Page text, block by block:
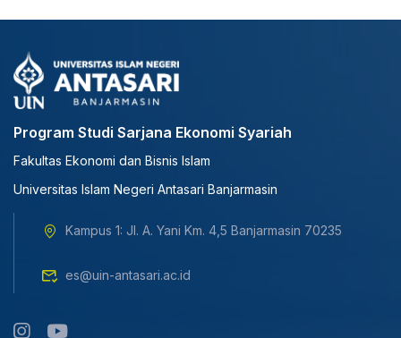
Program Studi Sarjana Ekonomi Syariah
Fakultas Ekonomi dan Bisnis Islam
Universitas Islam Negeri Antasari Banjarmasin
Kampus 1: Jl. A. Yani Km. 4,5 Banjarmasin 70235
es@uin-antasari.ac.id